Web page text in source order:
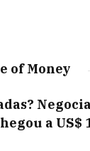
of Money
a US$